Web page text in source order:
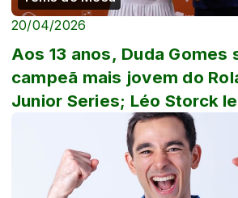
20/04/2026
Aos 13 anos, Duda Gomes
campeã mais jovem do
Junior Series; Léo Storck